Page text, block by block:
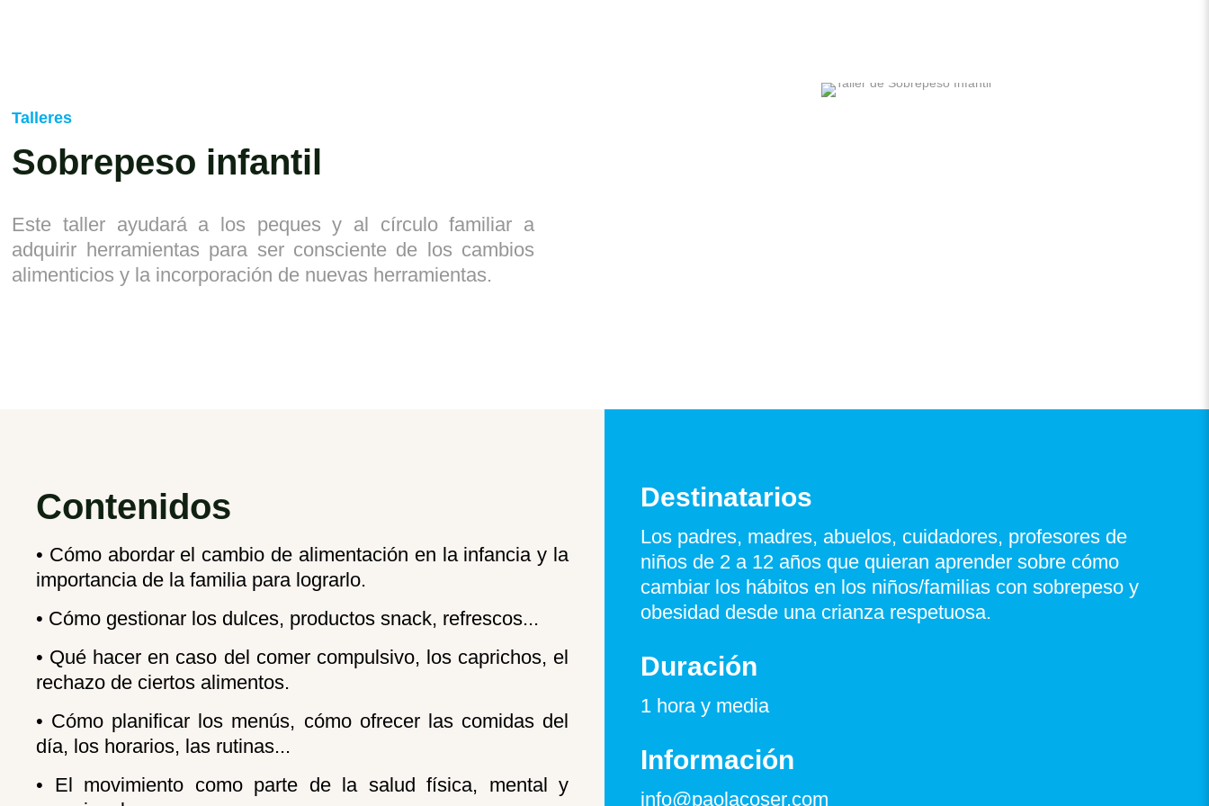
Talleres
Sobrepeso infantil
Este taller ayudará a los peques y al círculo familiar a
adquirir herramientas para ser consciente de los cambios
alimenticios y la incorporación de nuevas herramientas.
Contenidos
• Cómo abordar el cambio de alimentación en la infancia y la
importancia de la familia para lograrlo.
• Cómo gestionar los dulces, productos snack, refrescos...
• Qué hacer en caso del comer compulsivo, los caprichos, el
rechazo de ciertos alimentos.
• Cómo planificar los menús, cómo ofrecer las comidas del
día, los horarios, las rutinas...
• El movimiento como parte de la salud física, mental y
Destinatarios
Los padres, madres, abuelos, cuidadores, profesores de
niños de 2 a 12 años que quieran aprender sobre cómo
cambiar los hábitos en los niños/familias con sobrepeso y
obesidad desde una crianza respetuosa.
Duración
1 hora y media
Información
info@paolacoser.com